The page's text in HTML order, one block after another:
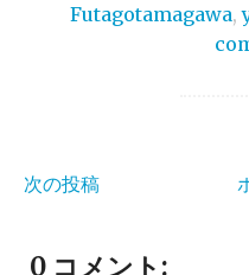
Futagotamagawa,
次の投稿
0 コメント: